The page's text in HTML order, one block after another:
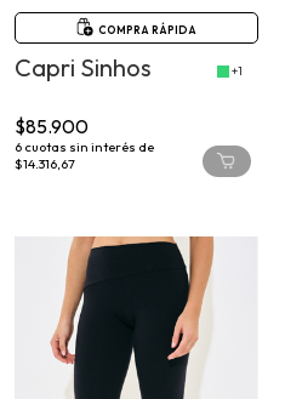
COMPRA RÁPIDA
Capri Sinhos +1
$85.900
6 cuotas sin interés de
$14.316,67